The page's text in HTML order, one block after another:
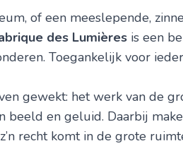
of een meeslepende,
des Lumières is een
Toegankelijk voor
gewekt: het werk van de
beeld en geluid. Daarbij
recht komt in de grote